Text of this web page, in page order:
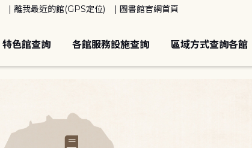
離我最近的館(GPS定位) 圖書館官網首頁
特色館查詢 各館服務設施查詢 區域方式查詢各館